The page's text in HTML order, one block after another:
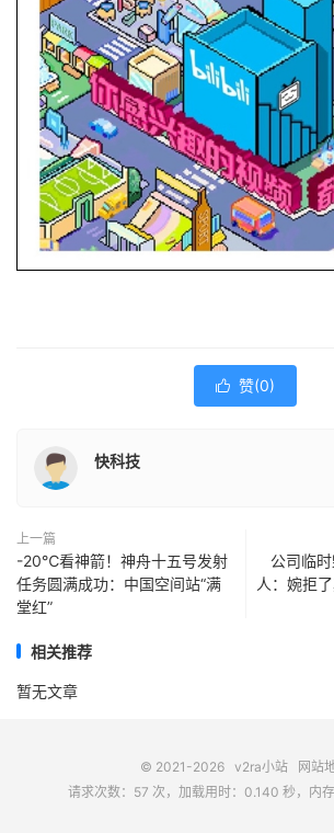
 赞(0)
快科技
上一篇
-20℃看神箭！神舟十五号发射
任务圆满成功：中国空间站“满
堂红”
公司临
人：婉拒
相关推荐
暂无文章
© 2021-2026 v2ra小站
网站
请求次数：57 次，加载用时：0.140 秒，内